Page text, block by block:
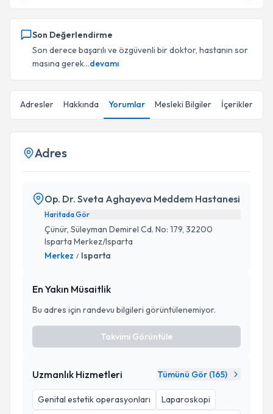
Son Değerlendirme
Son derece başarılı ve özgüvenli bir doktor, hastanın sor
masına gerek...devamı
Adresler Hakkında Yorumlar Mesleki Bilgiler İçerikler
Adres
Op. Dr. Sveta Aghayeva Meddem Hastanesi
Haritada Gör
Çünür, Süleyman Demirel Cd. No: 179, 32200
Isparta Merkez/Isparta
Merkez / Isparta
En Yakın Müsaitlik
Bu adres için randevu bilgileri görüntülenemiyor.
Takvimi Görüntüle
Uzmanlık Hizmetleri Tümünü Gör (165)
Genital estetik operasyonları
Laparoskopi